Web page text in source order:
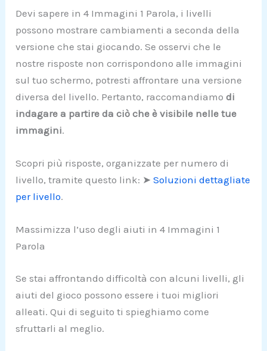
Devi sapere in 4 Immagini 1 Parola, i livelli
possono mostrare cambiamenti a seconda della
versione che stai giocando. Se osservi che le
nostre risposte non corrispondono alle immagini
sul tuo schermo, potresti affrontare una versione
diversa del livello. Pertanto, raccomandiamodi
indagare a partire da ciò che è visibile nelle tue
immagini.
Scopri più risposte, organizzate per numero di
livello, tramite questo link: ➤Soluzioni dettagliate
per livello.
Massimizza l’uso degli aiuti in 4 Immagini 1
Parola
Se stai affrontando difficoltà con alcuni livelli, gli
aiuti del gioco possono essere i tuoi migliori
alleati. Qui di seguito ti spieghiamo come
sfruttarli al meglio.